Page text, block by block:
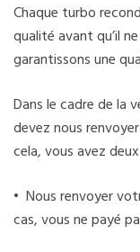
Chaque turbo
qualité avant qu’il
garantissons une
Dans le cadre de la
devez nous
cela, vous avez
• Nous renvoyer
cas, vous ne payé